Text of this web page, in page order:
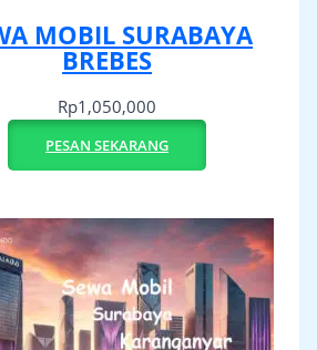
MOBIL SURABAYA
BREBES
Rp1,050,000
PESAN SEKARANG